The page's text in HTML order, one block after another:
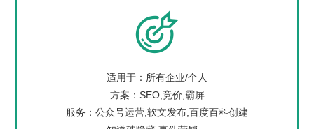

适用于：所有企业/个人
方案：SEO,竞价,霸屏
服务：公众号运营,软文发布,百度百科创建